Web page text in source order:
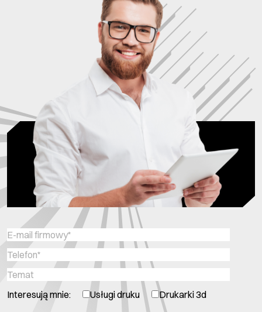
Interesują mnie: Usługi druku Drukarki 3d